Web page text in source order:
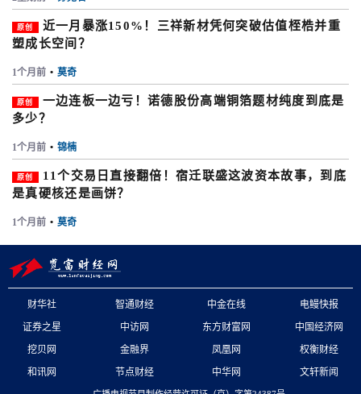
原创
近一月暴涨150%！三祥新材凭何突破估值桎梏并重
塑成长空间？
1个月前 • 莫奇
原创
一边连板一边亏！诺德股份高端铜箔题材纯度到底是
多少？
1个月前 • 锦楠
原创
11个交易日直接翻倍！宿迁联盛这波资本故事，到底
是真硬核还是画饼？
1个月前 • 莫奇
财华社 智通财经 中金在线
电鳗快报
证券之星
中访网 东方财富网
中国经济网
挖贝网
金融界 凤凰网
权衡财经
和讯网
节点财经 中华网 文轩新闻